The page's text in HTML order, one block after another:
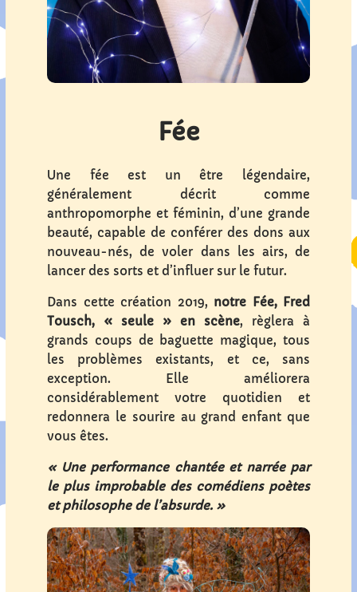
Fée
Une fée est un être légendaire,
généralement décrit comme
anthropomorphe et féminin, d’une grande
beauté, capable de conférer des dons aux
nouveau-nés, de voler dans les airs, de
lancer des sorts et d’influer sur le futur.
Dans cette création 2019, notre Fée, Fred
Tousch, « seule » en scène, règlera à
grands coups de baguette magique, tous
les problèmes existants, et ce, sans
exception. Elle améliorera
considérablement votre quotidien et
redonnera le sourire au grand enfant que
vous êtes.
« Une performance chantée et narrée par
le plus improbable des comédiens poètes
et philosophe de l’absurde. »